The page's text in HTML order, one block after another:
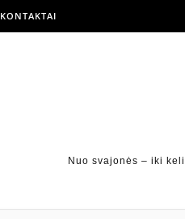
KONTAKTAI
Nuo svajonės – iki